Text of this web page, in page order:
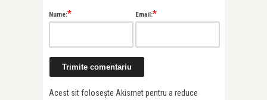
Nume:* Email:*
Acest sit folosește Akismet pentru a reduce